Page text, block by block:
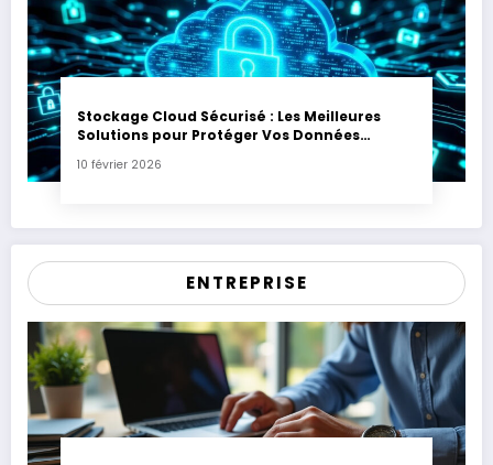
Stockage Cloud Sécurisé : Les Meilleures
Solutions pour Protéger Vos Données
10 février 2026
ENTREPRISE